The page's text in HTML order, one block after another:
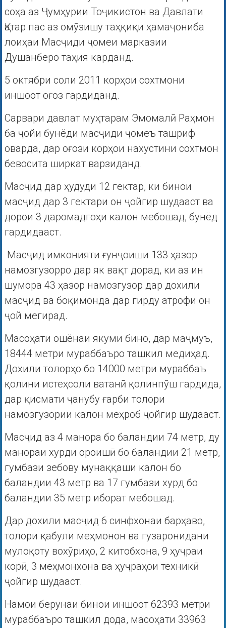
соҳа аз Ҷумҳурии Тоҷикистон ва Давлати
Қатар пас аз омӯзишу таҳқиқи ҳамаҷониба
лоиҳаи Масҷиди ҷомеи марказии
Душанберо таҳия карданд.
5 октябри соли 2011 корҳои сохтмони
иншоот оғоз гардиданд.
Сарвари давлат муҳтарам Эмомалӣ Раҳмон
ба ҷойи бунёди масҷиди ҷомеъ ташриф
оварда, дар оғози корҳои нахустини сохтмон
бевосита ширкат варзиданд.
Масҷид дар ҳудуди 12 гектар, ки бинои
масҷид дар 3 гектари он ҷойгир шудааст ва
дорои 3 даромадгоҳи калон мебошад, бунёд
гардидааст.
Масҷид имконияти ғунҷоиши 133 ҳазор
намозгузорро дар як вақт дорад, ки аз ин
шумора 43 ҳазор намозгузор дар дохили
масҷид ва боқимонда дар гирду атрофи он
ҷой мегирад.
Масоҳати ошёнаи якуми бино, дар маҷмуъ,
18444 метри мураббаъро ташкил медиҳад.
Дохили толорҳо бо 14000 метри мураббаъ
қолини истеҳсоли ватанӣ қолинпӯш гардида,
дар қисмати ҷанубу ғарби толори
намозгузории калон меҳроб ҷойгир шудааст.
Масҷид аз 4 манора бо баландии 74 метр, ду
манораи хурди ороишӣ бо баландии 21 метр,
гумбази зебову мунаққаши калон бо
баландии 43 метр ва 17 гумбази хурд бо
баландии 35 метр иборат мебошад.
Дар дохили масҷид 6 синфхонаи барҳаво,
толори қабули меҳмонон ва гузаронидани
мулоқоту вохӯриҳо, 2 китобхона, 9 ҳуҷраи
корӣ, 3 меҳмонхона ва ҳуҷраҳои техникӣ
ҷойгир шудааст.
Намои берунаи бинои иншоот 62393 метри
мураббаъро ташкил дода, масоҳати 33963